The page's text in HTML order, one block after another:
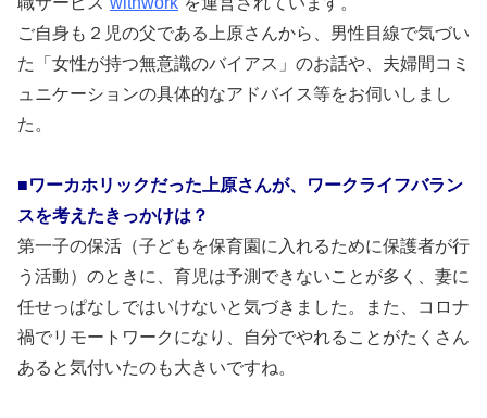
ご自身も２児の父である上原さんから、男性目線で気づい
た「女性が持つ無意識のバイアス」のお話や、夫婦間コミ
ュニケーションの具体的なアドバイス等をお伺いしまし
た。
■ワーカホリックだった上原さんが、ワークライフバラン
スを考えたきっかけは？
第一子の保活（子どもを保育園に入れるために保護者が行
う活動）のときに、育児は予測できないことが多く、妻に
任せっぱなしではいけないと気づきました。また、コロナ
禍でリモートワークになり、自分でやれることがたくさん
あると気付いたのも大きいですね。